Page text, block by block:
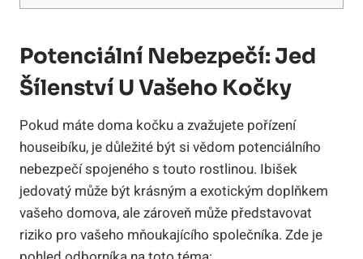
Potenciální Nebezpečí: Jed
Šílenství U Vašeho Kočky
Pokud máte doma kočku a zvažujete pořízení
houseibíku, je důležité být si vědom potenciálního
nebezpečí spojeného s touto rostlinou. Ibišek
jedovatý může být krásným a exotickým doplňkem
vašeho domova, ale zároveň může představovat
riziko pro vašeho mňoukajícího společníka. Zde je